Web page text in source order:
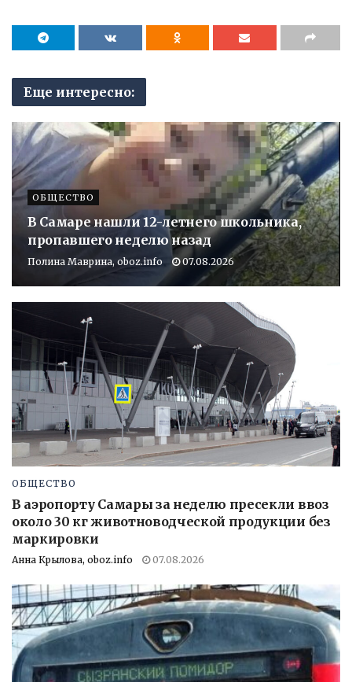
Еще интересно:
ОБЩЕСТВО
В Самаре нашли 12-летнего школьника,
пропавшего неделю назад
Полина Маврина, oboz.info 07.08.2026
ОБЩЕСТВО
В аэропорту Самары за неделю пресекли ввоз
около 30 кг животноводческой продукции без
маркировки
Анна Крылова, oboz.info 07.08.2026